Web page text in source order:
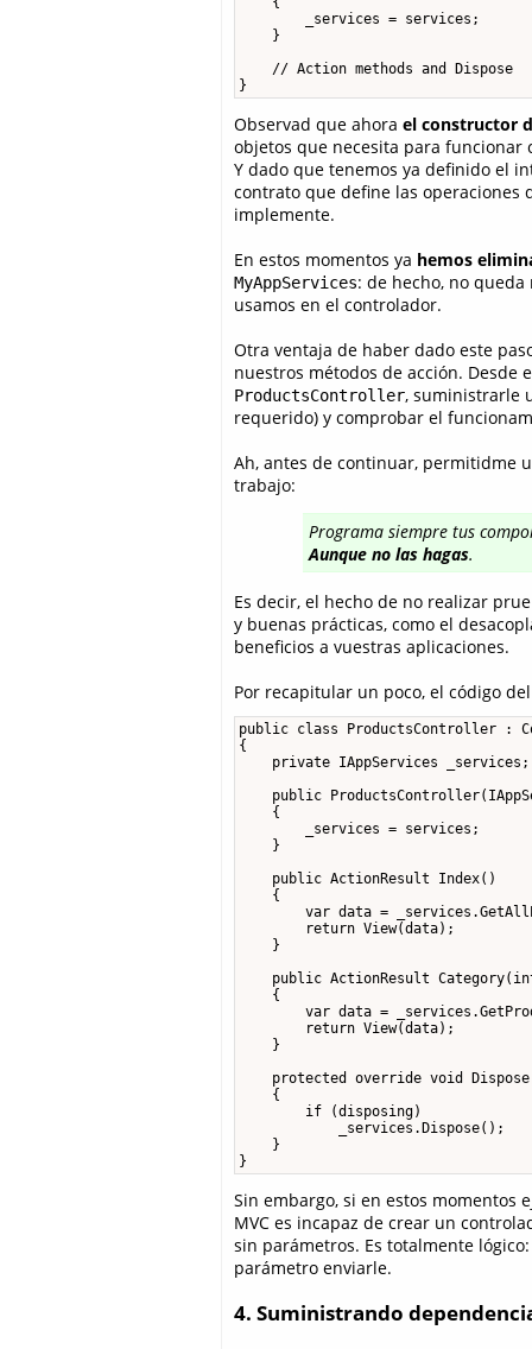
        _services = services;
    }
    // Action methods and Dispose
}
Observad que ahora el constructor
objetos que necesita para
Y dado que tenemos ya definido el
contrato que define las operaciones
implemente.
En estos momentos ya hemos
MyAppServices: de hecho, no
usamos en el controlador.
Otra ventaja de haber dado este
nuestros métodos de acción. Desde
ProductsController, suministrarle
requerido) y comprobar el
Ah, antes de continuar, permitidme
trabajo:
Programa siempre tus
Aunque no las hagas.
Es decir, el hecho de no realizar
y buenas prácticas, como el
beneficios a vuestras aplicaciones.
Por recapitular un poco, el código
public class ProductsController :
{
    private IAppServices _services;
public
    {
        _services = services;
    }
    public ActionResult Index()
    {
var data =
        return View(data);
    }
public ActionResult
    {
var data =
        return View(data);
    }
protected override void
    {
        if (disposing)
            _services.Dispose();
    }
}
Sin embargo, si en estos momentos
MVC es incapaz de crear un
sin parámetros. Es totalmente
parámetro enviarle.
4. Suministrando